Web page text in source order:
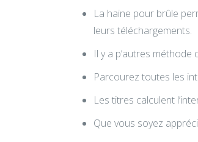
La haine pour brûle
leurs téléchargements.
Il y a p’autres
Parcourez toutes les
Les titres calculent
Que vous soyez